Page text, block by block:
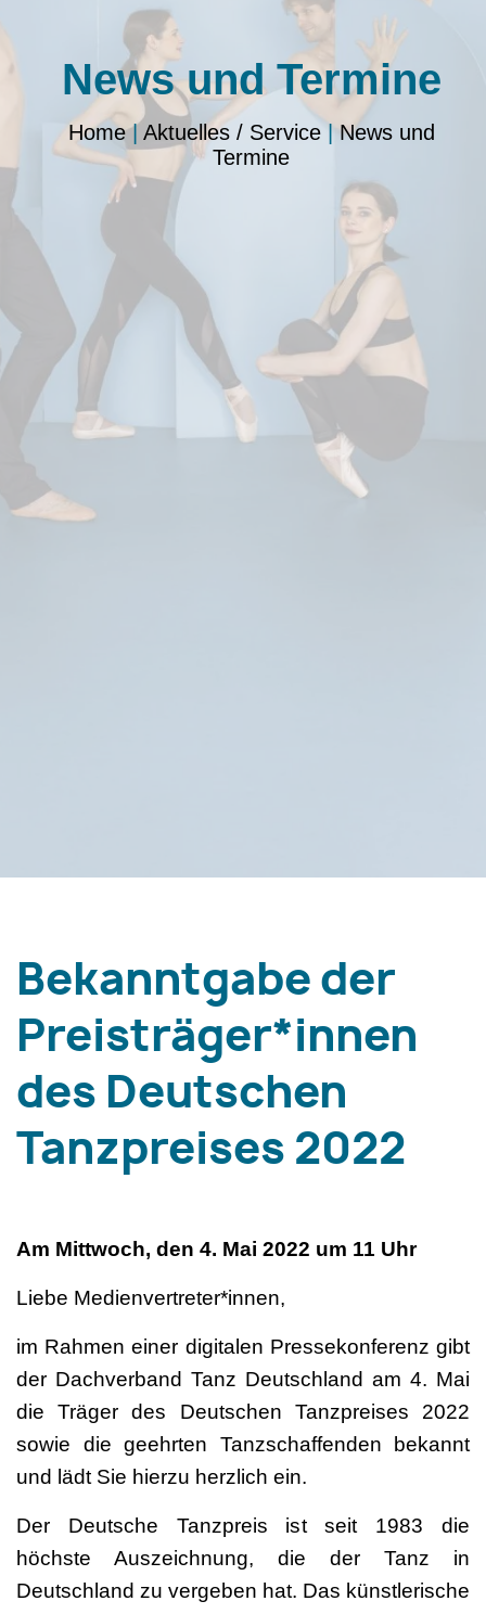
News und Termine
Home| Aktuelles / Service|News und
Termine
Bekanntgabe der
Preisträger*innen
des Deutschen
Tanzpreises 2022
Am Mittwoch, den 4. Mai 2022 um 11 Uhr
Liebe Medienvertreter*innen,
im Rahmen einer digitalen Pressekonferenz gibt
der Dachverband Tanz Deutschland am 4. Mai
die Träger des Deutschen Tanzpreises 2022
sowie die geehrten Tanzschaffenden bekannt
und lädt Sie hierzu herzlich ein.
Der Deutsche Tanzpreis ist seit 1983 die
höchste Auszeichnung, die der Tanz in
Deutschland zu vergeben hat. Das künstlerische